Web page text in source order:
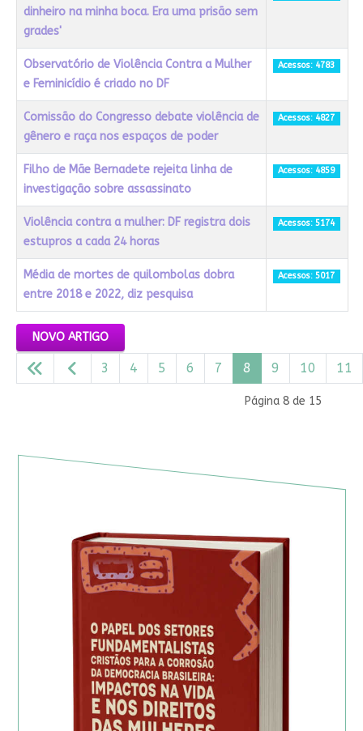
dinheiro na minha boca. Era uma prisão sem
grades'
Observatório de Violência Contra a Mulher
e Feminicídio é criado no DF
Acessos: 4783
Comissão do Congresso debate violência de
gênero e raça nos espaços de poder
Acessos: 4827
Filho de Mãe Bernadete rejeita linha de
investigação sobre assassinato
Acessos: 4859
Violência contra a mulher: DF registra dois
estupros a cada 24 horas
Acessos: 5174
Média de mortes de quilombolas dobra
entre 2018 e 2022, diz pesquisa
Acessos: 5017
NOVO ARTIGO
Página 8 de 15
3 4 5 6 7 8 9 10 11